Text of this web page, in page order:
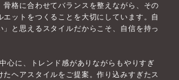
骨格に合わせてバランスを整えながら、その
エットをつくることを大切にしています。自
」と思えるスタイルだからこそ、自信を持っ
心に、トレンド感がありながらもやりすぎ
たヘアスタイルをご提案。作り込みすぎたス